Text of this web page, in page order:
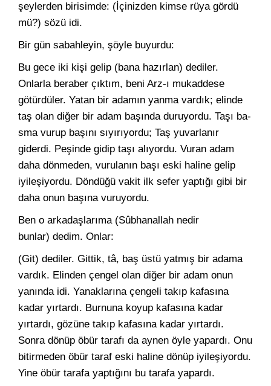
şeylerden birisimde: (İçinizden kimse rüya gördü
mü?) sözü idi.
Bir gün sabahleyin, şöyle buyurdu:
Bu gece iki kişi gelip (bana hazırlan) dediler.
Onlarla beraber çıktım, beni Arz-ı mukaddese
götürdüler. Yatan bir adamın yanma vardık; elinde
taş olan diğer bir adam başında duruyordu. Taşı ba­
sma vurup başını sıyırıyordu; Taş yuvarlanır
giderdi. Peşinde gidip taşı alıyordu. Vuran adam
daha dönmeden, vurulanın başı eski haline gelip
iyileşiyordu. Döndüğü vakit ilk sefer yaptığı gibi bir
daha onun başına vuruyordu.
Ben o arkadaşlarıma (Sûbhanallah nedir
bunlar) dedim. Onlar:
(Git) dediler. Gittik, tâ, baş üstü yatmış bir adama
vardık. Elin­den çengel olan diğer bir adam onun
yanında idi. Yanaklarına çen­geli takıp kafasına
kadar yırtardı. Burnuna koyup kafasına kadar
yırtardı, gözüne takıp kafasına kadar yırtardı.
Sonra dönüp öbür tarafı da aynen öyle yapardı. Onu
bitirmeden öbür taraf eski ha­line dönüp iyileşiyordu.
Yine öbür tarafa yaptığını bu tarafa ya­pardı.